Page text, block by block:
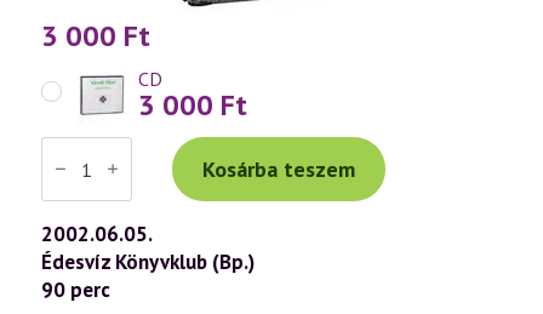
3 000 Ft
CD
3 000 Ft
Váradi
Tibor
előadás
(255)
—
Karma
és
szabadság
2.
Kosárba teszem
2002.06.05.
Édesvíz Könyvklub (Bp.)
90 perc